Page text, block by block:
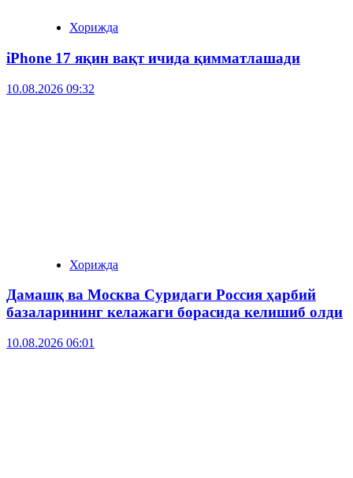
Хорижда
iPhone 17 яқин вақт ичида қимматлашади
10.08.2026 09:32
Хорижда
Дамашқ ва Москва Суридаги Россия ҳарбий
базаларининг келажаги борасида келишиб олди
10.08.2026 06:01